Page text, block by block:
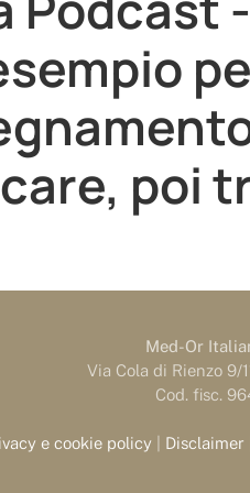
poi
Med-Or
Via Cola di Rienzo 9/
Cod. fisc.
e cookie policy Disclaimer